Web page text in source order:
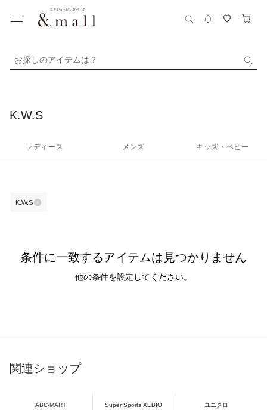
お探しのアイテムは？
K.W.S
レディース メンズ キッズ・ベビー
K.W.S
条件に一致するアイテムは見つかりません
他の条件を設定してください。
関連ショップ
ABC-MART
Super Sports XEBIO
ユニクロ